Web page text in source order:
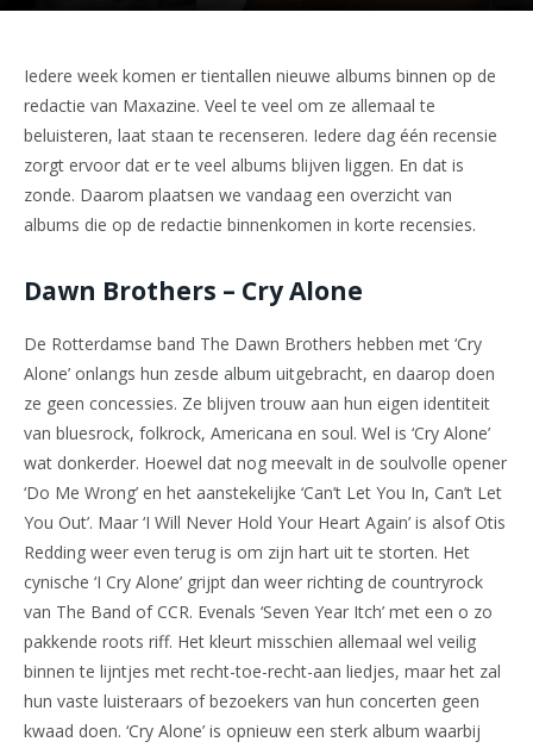
Iedere week komen er tientallen nieuwe albums binnen op de
redactie van Maxazine. Veel te veel om ze allemaal te
beluisteren, laat staan te recenseren. Iedere dag één recensie
zorgt ervoor dat er te veel albums blijven liggen. En dat is
zonde. Daarom plaatsen we vandaag een overzicht van
albums die op de redactie binnenkomen in korte recensies.
Dawn Brothers – Cry Alone
De Rotterdamse band The Dawn Brothers hebben met ‘Cry
Alone’ onlangs hun zesde album uitgebracht, en daarop doen
ze geen concessies. Ze blijven trouw aan hun eigen identiteit
van bluesrock, folkrock, Americana en soul. Wel is ‘Cry Alone’
wat donkerder. Hoewel dat nog meevalt in de soulvolle opener
‘Do Me Wrong’ en het aanstekelijke ‘Can’t Let You In, Can’t Let
You Out’. Maar ‘I Will Never Hold Your Heart Again’ is alsof Otis
Redding weer even terug is om zijn hart uit te storten. Het
cynische ‘I Cry Alone’ grijpt dan weer richting de countryrock
van The Band of CCR. Evenals ‘Seven Year Itch’ met een o zo
pakkende roots riff. Het kleurt misschien allemaal wel veilig
binnen te lijntjes met recht-toe-recht-aan liedjes, maar het zal
hun vaste luisteraars of bezoekers van hun concerten geen
kwaad doen. ‘Cry Alone’ is opnieuw een sterk album waarbij